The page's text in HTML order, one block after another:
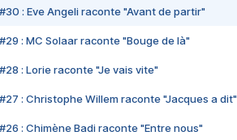
#30 : Eve Angeli raconte "Avant de partir"
#29 : MC Solaar raconte "Bouge de là"
#28 : Lorie raconte "Je vais vite"
#27 : Christophe Willem raconte "Jacques a dit"
#26 : Chimène Badi raconte "Entre nous"